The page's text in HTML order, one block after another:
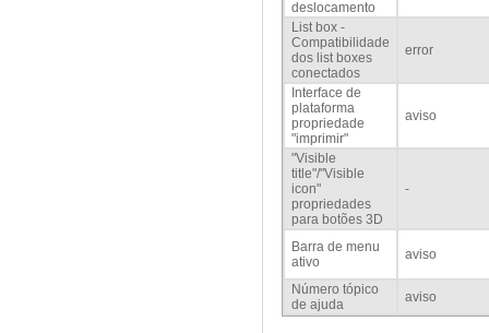
deslocamento
List box -
Compatibilidade
dos list boxes
conectados
error
Interface de
plataforma
propriedade
"imprimir"
aviso
"Visible
title"/"Visible
icon"
propriedades
para botões 3D
-
Barra de menu
ativo
aviso
Número tópico
de ajuda
aviso